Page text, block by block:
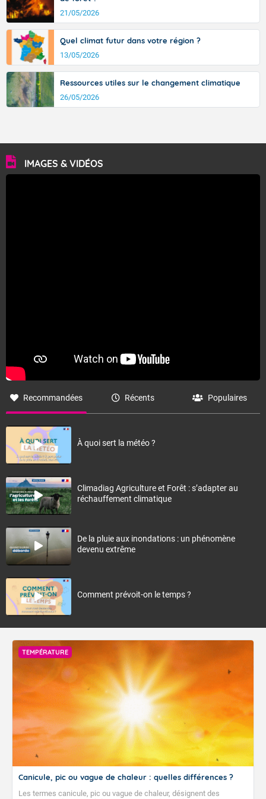
21/05/2026
Quel climat futur dans votre région ?
13/05/2026
Ressources utiles sur le changement climatique
26/05/2026
IMAGES & VIDÉOS
Recommandées Récents Populaires
À quoi sert la météo ?
Climadiag Agriculture et Forêt : s’adapter au
réchauffement climatique
De la pluie aux inondations : un phénomène
devenu extrême
Comment prévoit-on le temps ?
TEMPÉRATURE
Canicule, pic ou vague de chaleur : quelles différences ?
Les termes canicule, pic ou vague de chaleur, désignent des